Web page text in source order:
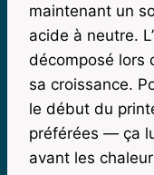
maintenant un
acide à neutre.
décomposé lors
sa croissance.
le début du
préférées — ça
avant les